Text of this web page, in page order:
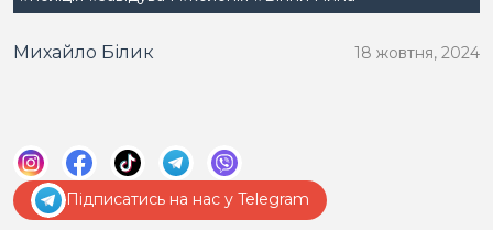
Михайло Білик 18 жовтня, 2024
Підписатись на нас у Telegram